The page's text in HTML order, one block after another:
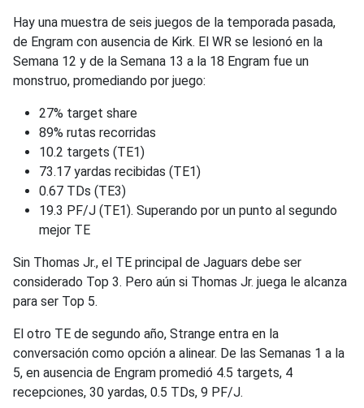
Hay una muestra de seis juegos de la temporada pasada,
de Engram con ausencia de Kirk. El WR se lesionó en la
Semana 12 y de la Semana 13 a la 18 Engram fue un
monstruo, promediando por juego:
27% target share
89% rutas recorridas
10.2 targets (TE1)
73.17 yardas recibidas (TE1)
0.67 TDs (TE3)
19.3 PF/J (TE1). Superando por un punto al segundo
mejor TE
Sin Thomas Jr., el TE principal de Jaguars debe ser
considerado Top 3. Pero aún si Thomas Jr. juega le alcanza
para ser Top 5.
El otro TE de segundo año, Strange entra en la
conversación como opción a alinear. De las Semanas 1 a la
5, en ausencia de Engram promedió 4.5 targets, 4
recepciones, 30 yardas, 0.5 TDs, 9 PF/J.